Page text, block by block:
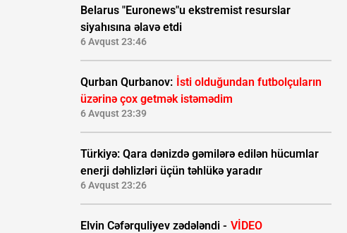
Belarus "Euronews"u ekstremist resurslar
siyahısına əlavə etdi
6 Avqust 23:46
Qurban Qurbanov: İsti olduğundan futbolçuların
üzərinə çox getmək istəmədim
6 Avqust 23:39
Türkiyə: Qara dənizdə gəmilərə edilən hücumlar
enerji dəhlizləri üçün təhlükə yaradır
6 Avqust 23:26
Elvin Cəfərquliyev zədələndi - VİDEO